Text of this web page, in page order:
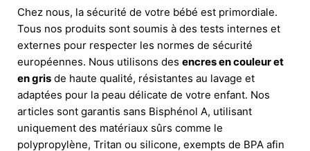
Chez nous, la sécurité de votre bébé est primordiale.
Tous nos produits sont soumis à des tests internes et
externes pour respecter les normes de sécurité
européennes. Nous utilisons des encres en couleur et
en gris de haute qualité, résistantes au lavage et
adaptées pour la peau délicate de votre enfant. Nos
articles sont garantis sans Bisphénol A, utilisant
uniquement des matériaux sûrs comme le
polypropylène, Tritan ou silicone, exempts de BPA afin